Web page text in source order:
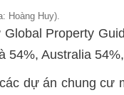
Hoàng Huy).
Property
54%, Australia
dự án chung cư